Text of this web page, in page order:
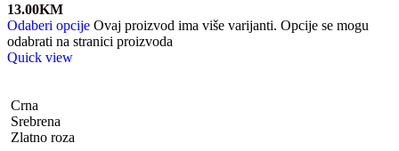
13.00KM
Odaberi opcije Ovaj proizvod ima više varijanti. Opcije se mogu
odabrati na stranici proizvoda
Quick view
Crna
Srebrena
Zlatno roza